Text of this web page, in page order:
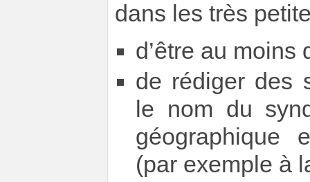
dans les très
d’être au moins
de rédiger des
le nom du
géographique
(par exemple à